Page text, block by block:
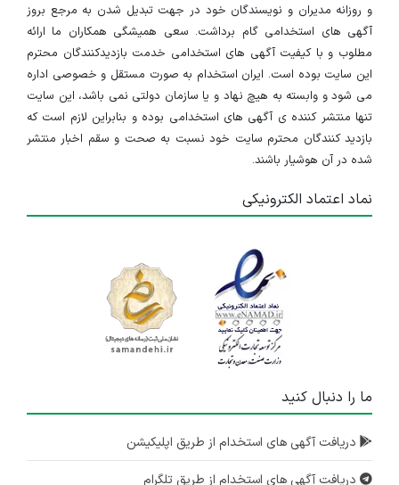
و روزانه مدیران و نویسندگان خود در جهت تبدیل شدن به مرجع بروز
آگهی های استخدامی گام برداشت. سعی همیشگی همکاران ما ارائه
مطلوب و با کیفیت آگهی های استخدامی خدمت بازدیدکنندگان محترم
این سایت بوده است. ایران استخدام به صورت مستقل و خصوصی اداره
می شود و وابسته به هیچ نهاد و یا سازمان دولتی نمی باشد، این سایت
تنها منتشر کننده ی آگهی های استخدامی بوده و بنابراین لازم است که
بازدید کنندگان محترم سایت خود نسبت به صحت و سقم اخبار منتشر
شده در آن هوشیار باشند.
نماد اعتماد الکترونیکی
ما را دنبال کنید
دریافت آگهی های استخدام از طریق اپلیکیشن
دریافت آگهی های استخدام از طریق تلگرام